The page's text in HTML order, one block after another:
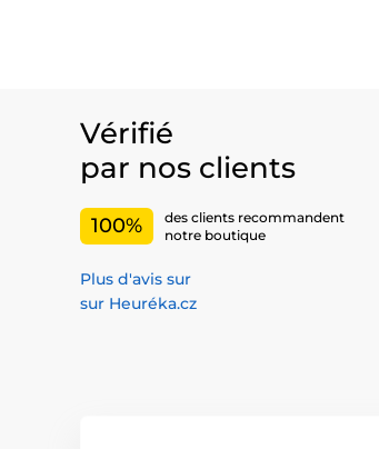
Vérifié
par nos clients
100%
des clients recommandent
notre boutique
Plus d'avis sur
sur Heuréka.cz